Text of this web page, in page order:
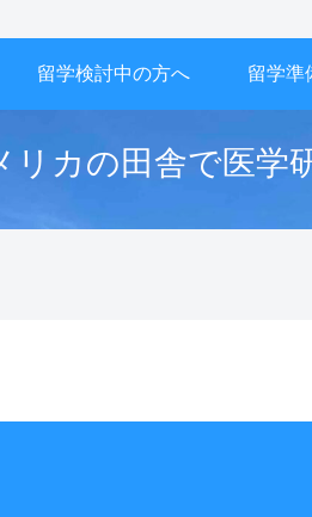
リカの田舎で医学
留学検討中の方へ 留学準